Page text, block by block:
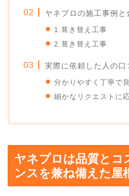
ヤネプロの施工事例と
1.葺き替え工事
2.葺き替え工事
実際に依頼した人の口
分かりやすく丁寧で
細かなリクエストに
ヤネプロは品質とコ
ンスを兼ね備えた屋